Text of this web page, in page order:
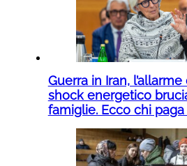
Guerra in Iran,
shock energetico
famiglie. Ecco chi